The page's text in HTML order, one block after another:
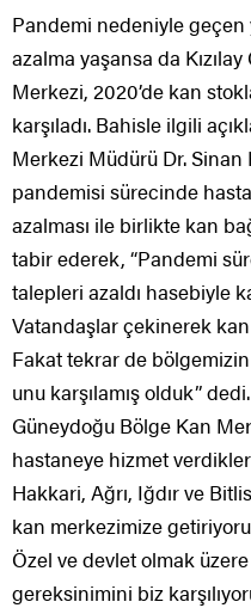
Pandemi nedeniyle geçen
azalma yaşansa da
Merkezi, 2020’de kan
karşıladı. Bahisle ilgili
Merkezi Müdürü Dr.
pandemisi sürecinde
azalması ile birlikte kan
tabir ederek, “Pandemi
talepleri azaldı hasebiyle
Vatandaşlar çekinerek
Fakat tekrar de bölgemizin
unu karşılamış olduk” dedi.
Güneydoğu Bölge Kan
hastaneye hizmet
Hakkari, Ağrı, Iğdır ve
kan merkezimize
Özel ve devlet olmak
gereksinimini biz